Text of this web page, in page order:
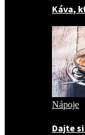
Káva,
Nápoje
Dajte